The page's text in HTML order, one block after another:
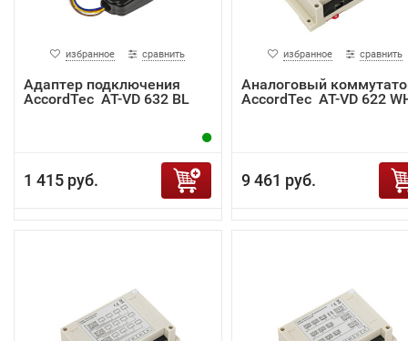
избранное сравнить
Адаптер подключения
AccordTec AT-VD 632 BL
1 415 руб.
избранное сравнить
Аналоговый
AccordTec AT-VD 622
9 461 руб.